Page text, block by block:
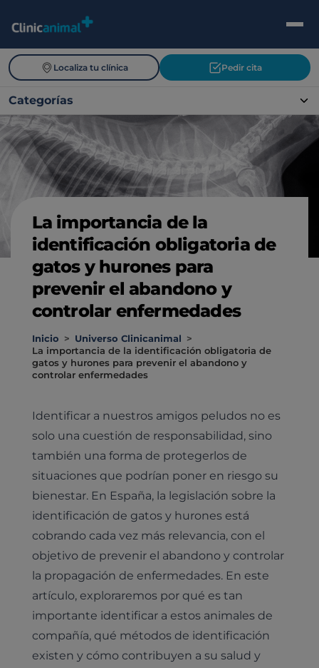
Localiza tu clínica Pedir cita
Categorías
La importancia de la
identificación obligatoria de
gatos y hurones para
prevenir el abandono y
controlar enfermedades
Inicio > Universo Clinicanimal >
La importancia de la identificación obligatoria de
gatos y hurones para prevenir el abandono y
controlar enfermedades
Identificar a nuestros amigos peludos no es
solo una cuestión de responsabilidad, sino
también una forma de protegerlos de
situaciones que podrían poner en riesgo su
bienestar. En España, la legislación sobre la
identificación de gatos y hurones está
cobrando cada vez más relevancia, con el
objetivo de prevenir el abandono y controlar
la propagación de enfermedades. En este
artículo, exploraremos por qué es tan
importante identificar a estos animales de
compañía, qué métodos de identificación
existen y cómo contribuyen a su salud y